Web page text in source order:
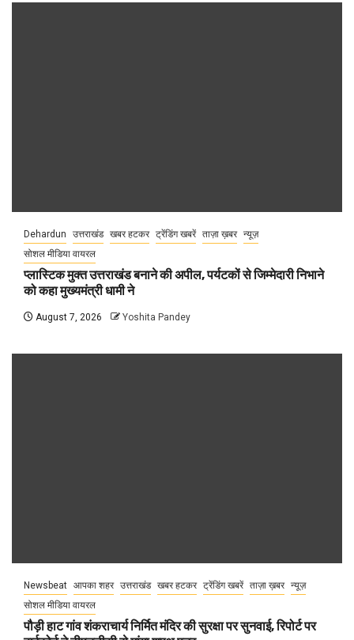
Dehardun उत्तराखंड खबर हटकर ट्रेंडिंग खबरें ताज़ा ख़बर न्यूज़
सोशल मीडिया वायरल
प्लास्टिक मुक्त उत्तराखंड बनाने की अपील, पर्यटकों से जिम्मेदारी निभाने
को कहा मुख्यमंत्री धामी ने
August 7, 2026 Yoshita Pandey
Newsbeat आपका शहर उत्तराखंड खबर हटकर ट्रेंडिंग खबरें ताज़ा ख़बर न्यूज़
सोशल मीडिया वायरल
पौड़ी हाट गांव शंकराचार्य निर्मित मंदिर की सुरक्षा पर सुनवाई, रिपोर्ट पर